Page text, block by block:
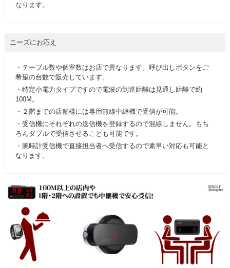
なります。
ニーズにお応え
・テーブル数や個室数はお店で異なります。呼び出しボタンをご
希望の台数で販売しています。
・特定小電力タイプですので電波の到達距離は見通し距離で約
100M。
・２階までの店舗様には専用無線中継機で受信が可能。
・受信機にそれぞれの送信機を登録するので混線しません。もち
ろんダブルで受信させることも可能です。
・腕時計受信機で直接担当者へ受信するので素早い対応も可能と
なります。